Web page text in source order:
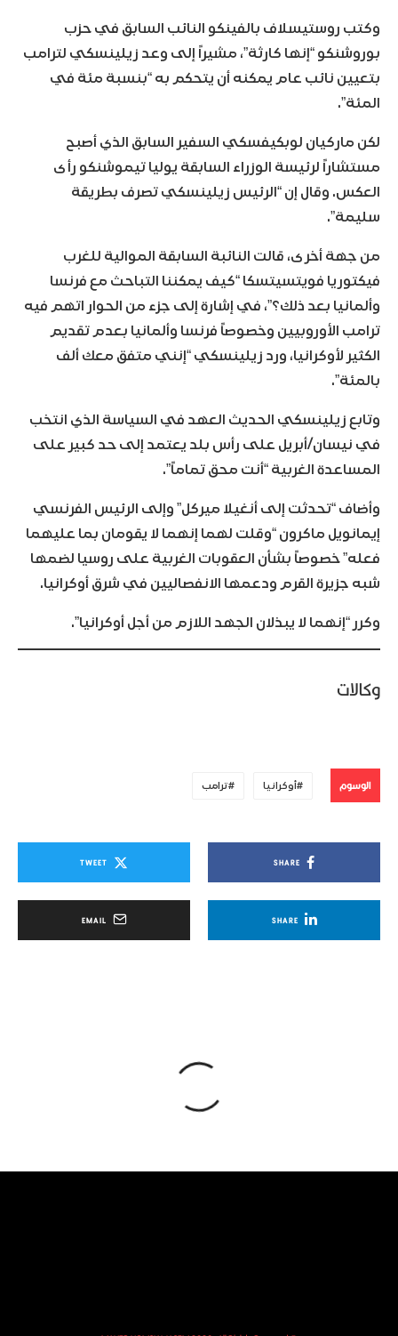
وكتب روستيسلاف بالفينكو النائب السابق في حزب
بوروشنكو “إنها كارثة”، مشيراً إلى وعد زيلينسكي لترامب
بتعيين نائب عام يمكنه أن يتحكم به “بنسبة مئة في
المئة”.
لكن ماركيان لوبكيفسكي السفير السابق الذي أصبح
مستشاراً لرئيسة الوزراء السابقة يوليا تيموشنكو رأى
العكس. وقال إن “الرئيس زيلينسكي تصرف بطريقة
سليمة”.
من جهة أخرى، قالت النائبة السابقة الموالية للغرب
فيكتوريا فويتسيتسكا “كيف يمكننا التباحث مع فرنسا
وألمانيا بعد ذلك؟”، في إشارة إلى جزء من الحوار اتهم فيه
ترامب الأوروبيين وخصوصاً فرنسا وألمانيا بعدم تقديم
الكثير لأوكرانيا، ورد زيلينسكي “إنني متفق معك ألف
بالمئة”.
وتابع زيلينسكي الحديث العهد في السياسة الذي انتخب
في نيسان/أبريل على رأس بلد يعتمد إلى حد كبير على
المساعدة الغربية “أنت محق تماماً”.
وأضاف “تحدثت إلى أنغيلا ميركل” وإلى الرئيس الفرنسي
إيمانويل ماكرون “وقلت لهما إنهما لا يقومان بما عليهما
فعله” خصوصاً بشأن العقوبات الغربية على روسيا لضمها
شبه جزيرة القرم ودعمها الانفصاليين في شرق أوكرانيا.
وكرر “إنهما لا يبذلان الجهد اللازم من أجل أوكرانيا”.
وكالات
الوسوم أوكرانيا ترامب
SHARE
TWEET
SHARE
EMAIL